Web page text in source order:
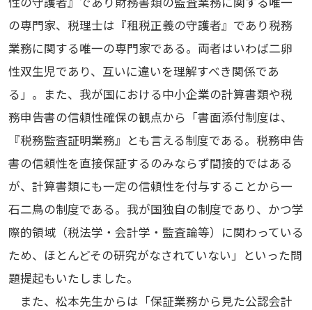
の専門家、税理士は『租税正義の守護者』であり税務
業務に関する唯一の専門家である。両者はいわば二卵
性双生児であり、互いに違いを理解すべき関係であ
る」。また、我が国における中小企業の計算書類や税
務申告書の信頼性確保の観点から「書面添付制度は、
『税務監査証明業務』とも言える制度である。税務申告
書の信頼性を直接保証するのみならず間接的ではある
が、計算書類にも一定の信頼性を付与することから一
石二鳥の制度である。我が国独自の制度であり、かつ学
際的領域（税法学・会計学・監査論等）に関わっている
ため、ほとんどその研究がなされていない」といった問
題提起もいたしました。
また、松本先生からは「保証業務から見た公認会計